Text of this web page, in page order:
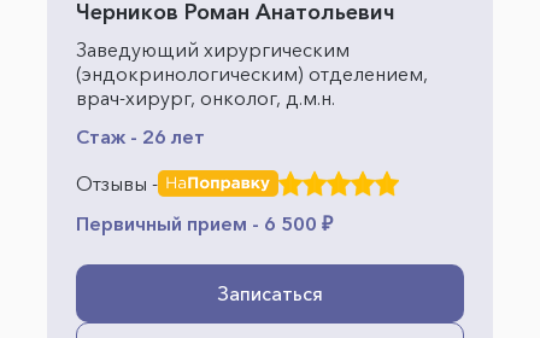
Черников Роман Анатольевич
Заведующий хирургическим
(эндокринологическим) отделением,
врач-хирург, онколог, д.м.н.
Стаж - 26 лет
Отзывы -
Первичный прием - 6 500 ₽
Записаться